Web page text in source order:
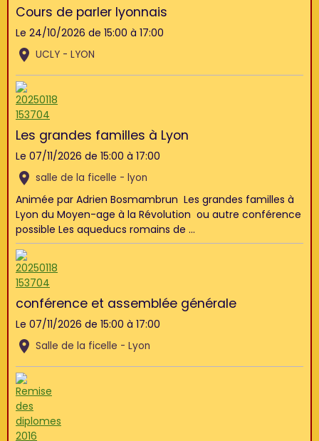
Cours de parler lyonnais
Le 24/10/2026 de 15:00 à 17:00
UCLY - LYON
Les grandes familles à Lyon
Le 07/11/2026 de 15:00 à 17:00
salle de la ficelle - lyon
Animée par Adrien Bosmambrun Les grandes familles à
Lyon du Moyen-age à la Révolution ou autre conférence
possible Les aqueducs romains de ...
conférence et assemblée générale
Le 07/11/2026 de 15:00 à 17:00
Salle de la ficelle - Lyon